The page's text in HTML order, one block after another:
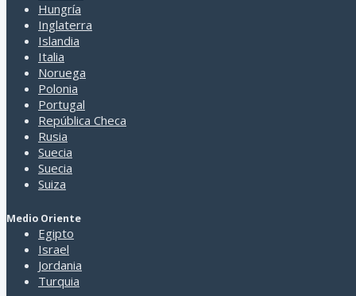
Hungría
Inglaterra
Islandia
Italia
Noruega
Polonia
Portugal
República Checa
Rusia
Suecia
Suecia
Suiza
Medio Oriente
Egipto
Israel
Jordania
Turquia
Bari
Barletta
Barolo
Baronissi
Barumini
Bassano del Grappa
Bellagio
Belluno
Benevento
BERGAMO
Bergolo
Boario Terme
Bologna
Bolonia
Bolzano/Bozen
Bosa
Bra